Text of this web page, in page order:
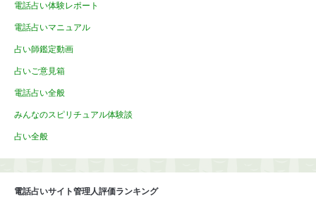
電話占い体験レポート
電話占いマニュアル
占い師鑑定動画
占いご意見箱
電話占い全般
みんなのスピリチュアル体験談
占い全般
電話占いサイト管理人評価ランキング